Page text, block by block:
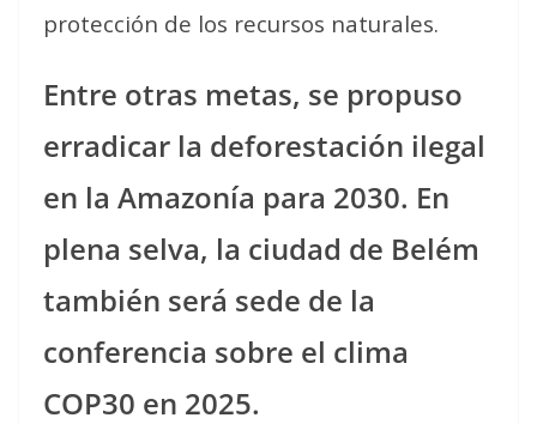
protección de los recursos naturales.
Entre otras metas, se propuso
erradicar la deforestación ilegal
en la Amazonía para 2030. En
plena selva, la ciudad de Belém
también será sede de la
conferencia sobre el clima
COP30 en 2025.